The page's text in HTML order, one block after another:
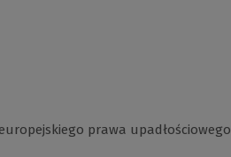
prawa upadłościowego